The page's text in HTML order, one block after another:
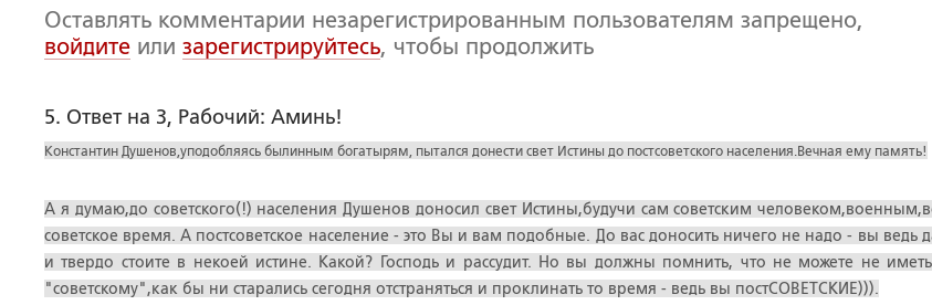
Оставлять комментарии незарегистрированным пользователям запрещено,
войдите или зарегистрируйтесь, чтобы продолжить
5. Ответ на 3, Рабочий: Аминь!
Константин Душенов,уподобляясь былинным богатырям, пытался донести свет Истины до постсоветского населения.Вечная ему память!
А я думаю,до советского(!) населения Душенов доносил свет Истины,будучи сам советским
советское время. А постсоветское население - это Вы и вам подобные. До вас доносить ничего не надо - вы ведь
и твердо стоите в некоей истине. Какой? Господь и рассудит. Но вы должны помнить, что не можете не
"советскому",как бы ни старались сегодня отстраняться и проклинать то время - ведь вы постСОВЕТСКИЕ))).